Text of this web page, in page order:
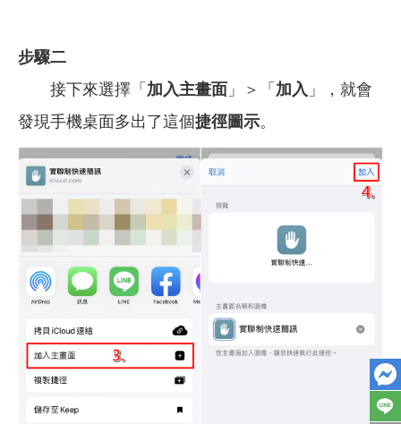
步驟二
接下來選擇「 加入主畫面 」＞「 加入 」，就會
發現手機桌面多出了這個捷徑圖示。